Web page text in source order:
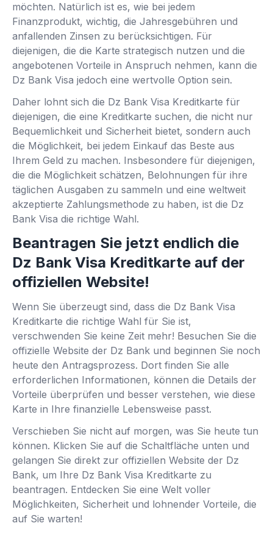
möchten. Natürlich ist es, wie bei jedem
Finanzprodukt, wichtig, die Jahresgebühren und
anfallenden Zinsen zu berücksichtigen. Für
diejenigen, die die Karte strategisch nutzen und die
angebotenen Vorteile in Anspruch nehmen, kann die
Dz Bank Visa jedoch eine wertvolle Option sein.
Daher lohnt sich die Dz Bank Visa Kreditkarte für
diejenigen, die eine Kreditkarte suchen, die nicht nur
Bequemlichkeit und Sicherheit bietet, sondern auch
die Möglichkeit, bei jedem Einkauf das Beste aus
Ihrem Geld zu machen. Insbesondere für diejenigen,
die die Möglichkeit schätzen, Belohnungen für ihre
täglichen Ausgaben zu sammeln und eine weltweit
akzeptierte Zahlungsmethode zu haben, ist die Dz
Bank Visa die richtige Wahl.
Beantragen Sie jetzt endlich die
Dz Bank Visa Kreditkarte auf der
offiziellen Website!
Wenn Sie überzeugt sind, dass die Dz Bank Visa
Kreditkarte die richtige Wahl für Sie ist,
verschwenden Sie keine Zeit mehr! Besuchen Sie die
offizielle Website der Dz Bank und beginnen Sie noch
heute den Antragsprozess. Dort finden Sie alle
erforderlichen Informationen, können die Details der
Vorteile überprüfen und besser verstehen, wie diese
Karte in Ihre finanzielle Lebensweise passt.
Verschieben Sie nicht auf morgen, was Sie heute tun
können. Klicken Sie auf die Schaltfläche unten und
gelangen Sie direkt zur offiziellen Website der Dz
Bank, um Ihre Dz Bank Visa Kreditkarte zu
beantragen. Entdecken Sie eine Welt voller
Möglichkeiten, Sicherheit und lohnender Vorteile, die
auf Sie warten!